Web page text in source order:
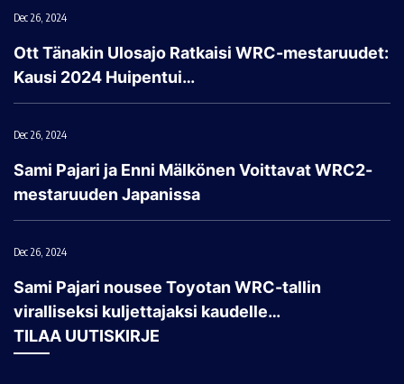
Dec 26, 2024
Ott Tänakin Ulosajo Ratkaisi WRC-mestaruudet:
Kausi 2024 Huipentui…
Dec 26, 2024
Sami Pajari ja Enni Mälkönen Voittavat WRC2-
mestaruuden Japanissa
Dec 26, 2024
Sami Pajari nousee Toyotan WRC-tallin
viralliseksi kuljettajaksi kaudelle…
TILAA UUTISKIRJE